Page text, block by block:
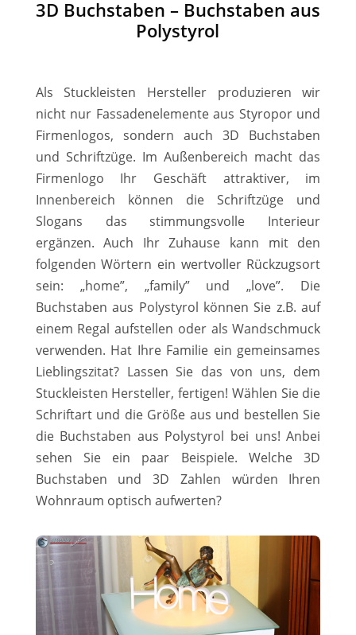
3D Buchstaben – Buchstaben aus
Polystyrol
Als Stuckleisten Hersteller produzieren wir
nicht nur Fassadenelemente aus Styropor und
Firmenlogos, sondern auch 3D Buchstaben
und Schriftzüge. Im Außenbereich macht das
Firmenlogo Ihr Geschäft attraktiver, im
Innenbereich können die Schriftzüge und
Slogans das stimmungsvolle Interieur
ergänzen. Auch Ihr Zuhause kann mit den
folgenden Wörtern ein wertvoller Rückzugsort
sein: „home”, „family” und „love”. Die
Buchstaben aus Polystyrol können Sie z.B. auf
einem Regal aufstellen oder als Wandschmuck
verwenden. Hat Ihre Familie ein gemeinsames
Lieblingszitat? Lassen Sie das von uns, dem
Stuckleisten Hersteller, fertigen! Wählen Sie die
Schriftart und die Größe aus und bestellen Sie
die Buchstaben aus Polystyrol bei uns! Anbei
sehen Sie ein paar Beispiele. Welche 3D
Buchstaben und 3D Zahlen würden Ihren
Wohnraum optisch aufwerten?